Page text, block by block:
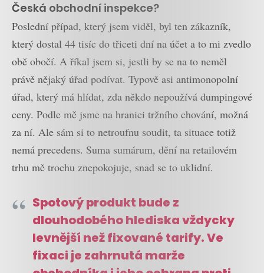
Česká obchodní inspekce?
Poslední případ, který jsem viděl, byl ten zákazník,
který dostal 44 tisíc do třiceti dní na účet a to mi zvedlo
obě obočí. A říkal jsem si, jestli by se na to neměl
právě nějaký úřad podívat. Typově asi antimonopolní
úřad, který má hlídat, zda někdo nepoužívá dumpingové
ceny. Podle mě jsme na hranici tržního chování, možná
za ní. Ale sám si to netroufnu soudit, ta situace totiž
nemá precedens. Suma sumárum, dění na retailovém
trhu mě trochu znepokojuje, snad se to uklidní.
Spotový produkt bude z
dlouhodobého hlediska vždycky
levnější než fixované tarify. Ve
fixaci je zahrnutá marže